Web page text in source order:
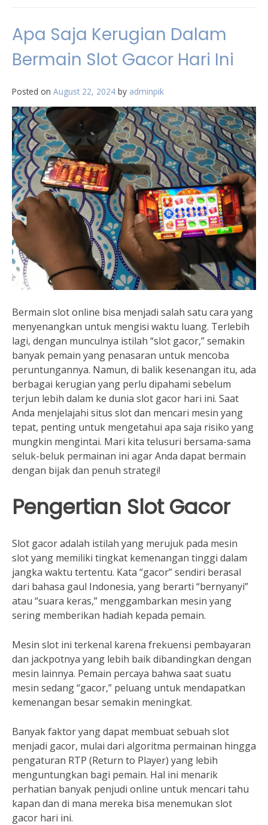
Apa Saja Kerugian Dalam
Bermain Slot Gacor Hari Ini
Posted on August 22, 2024 by adminpik
Bermain slot online bisa menjadi salah satu cara yang
menyenangkan untuk mengisi waktu luang. Terlebih
lagi, dengan munculnya istilah “slot gacor,” semakin
banyak pemain yang penasaran untuk mencoba
peruntungannya. Namun, di balik kesenangan itu, ada
berbagai kerugian yang perlu dipahami sebelum
terjun lebih dalam ke dunia slot gacor hari ini. Saat
Anda menjelajahi situs slot dan mencari mesin yang
tepat, penting untuk mengetahui apa saja risiko yang
mungkin mengintai. Mari kita telusuri bersama-sama
seluk-beluk permainan ini agar Anda dapat bermain
dengan bijak dan penuh strategi!
Pengertian Slot Gacor
Slot gacor adalah istilah yang merujuk pada mesin
slot yang memiliki tingkat kemenangan tinggi dalam
jangka waktu tertentu. Kata “gacor” sendiri berasal
dari bahasa gaul Indonesia, yang berarti “bernyanyi”
atau “suara keras,” menggambarkan mesin yang
sering memberikan hadiah kepada pemain.
Mesin slot ini terkenal karena frekuensi pembayaran
dan jackpotnya yang lebih baik dibandingkan dengan
mesin lainnya. Pemain percaya bahwa saat suatu
mesin sedang “gacor,” peluang untuk mendapatkan
kemenangan besar semakin meningkat.
Banyak faktor yang dapat membuat sebuah slot
menjadi gacor, mulai dari algoritma permainan hingga
pengaturan RTP (Return to Player) yang lebih
menguntungkan bagi pemain. Hal ini menarik
perhatian banyak penjudi online untuk mencari tahu
kapan dan di mana mereka bisa menemukan slot
gacor hari ini.